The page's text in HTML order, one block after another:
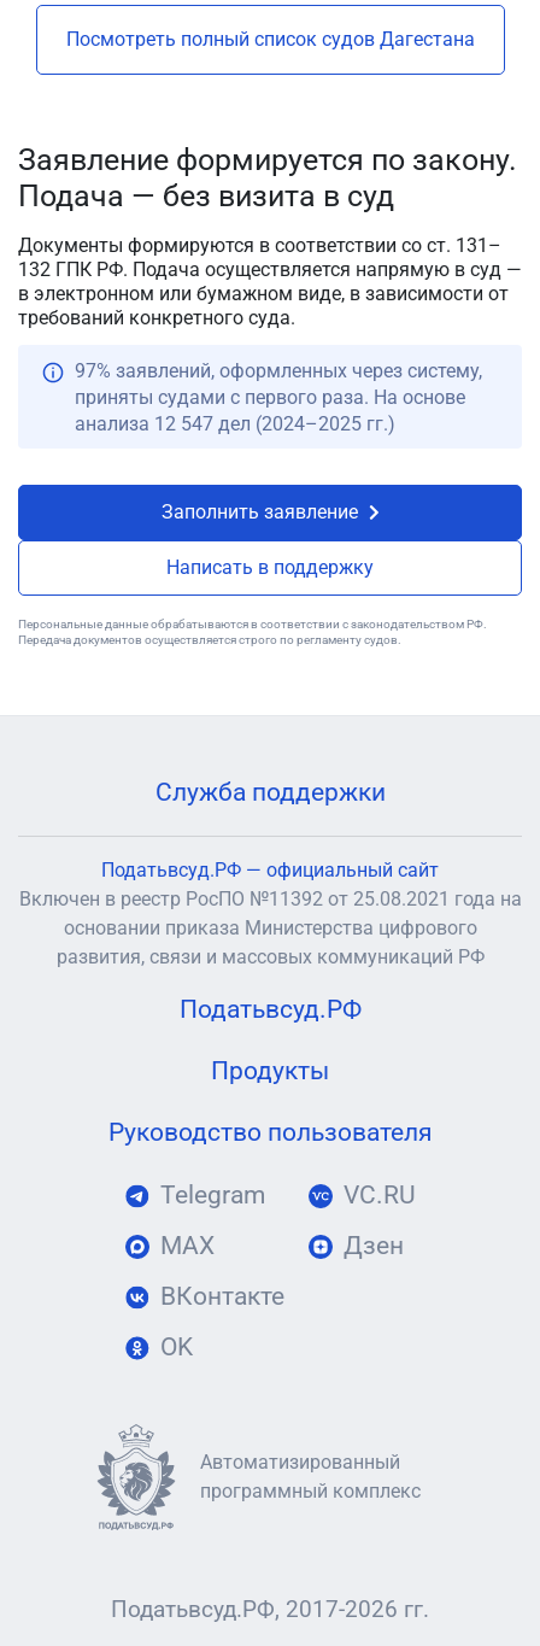
Посмотреть полный список судов Дагестана
Заявление формируется по закону.
Подача — без визита в суд
Документы формируются в соответствии со ст. 131–
132 ГПК РФ. Подача осуществляется напрямую в суд —
в электронном или бумажном виде, в зависимости от
требований конкретного суда.
97% заявлений, оформленных через систему,
приняты судами с первого раза. На основе
анализа 12 547 дел (2024–2025 гг.)
Заполнить заявление
Написать в поддержку
Персональные данные обрабатываются в соответствии с законодательством РФ.
Передача документов осуществляется строго по регламенту судов.
Служба поддержки
Податьвсуд.РФ — официальный сайт
Включен в реестр РосПО №11392 от 25.08.2021 года на
основании приказа Министерства цифрового
развития, связи и массовых коммуникаций РФ
Податьвсуд.РФ
Продукты
Руководство пользователя
Telegram
MAX
ВКонтакте
OK
VC.RU
Дзен
Автоматизированный
программный комплекс
Податьвсуд.РФ, 2017-2026 гг.